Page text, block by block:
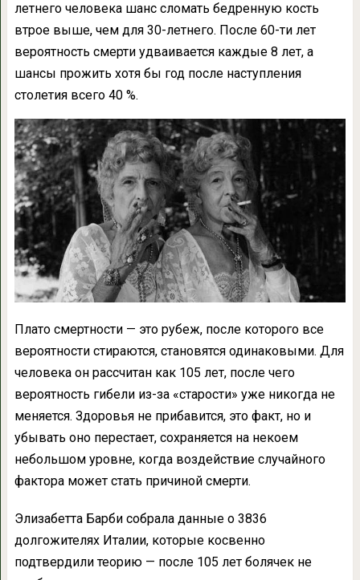
летнего человека шанс сломать бедренную кость
втрое выше, чем для 30-летнего. После 60-ти лет
вероятность смерти удваивается каждые 8 лет, а
шансы прожить хотя бы год после наступления
столетия всего 40 %.
Плато смертности — это рубеж, после которого все
вероятности стираются, становятся одинаковыми. Для
человека он рассчитан как 105 лет, после чего
вероятность гибели из-за «старости» уже никогда не
меняется. Здоровья не прибавится, это факт, но и
убывать оно перестает, сохраняется на некоем
небольшом уровне, когда воздействие случайного
фактора может стать причиной смерти.
Элизабетта Барби собрала данные о 3836
долгожителях Италии, которые косвенно
подтвердили теорию — после 105 лет болячек не